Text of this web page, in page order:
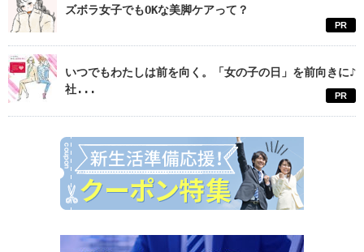
ズボラ女子でもOKな美脚ケアって？
PR
いつでもわたしは前を向く。「女の子の日」を前向きに♪
社...
PR